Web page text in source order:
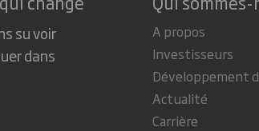
su voir
dans
A propos
Investisseurs
Développement
Actualité
Carrière